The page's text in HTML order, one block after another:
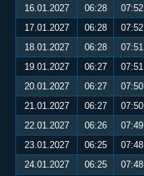
16.01.2027
06:28 07:52
17.01.2027
06:28 07:52
18.01.2027
06:28 07:51
19.01.2027
06:27 07:51
20.01.2027
06:27 07:50
21.01.2027
06:27 07:50
22.01.2027
06:26 07:49
23.01.2027
06:25 07:48
24.01.2027
06:25 07:48